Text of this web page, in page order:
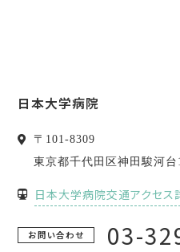
日本大学病院
〒 101-8309
東京都千代田区神田駿河台
日本大学病院交通アクセス
お問い合わせ 03-